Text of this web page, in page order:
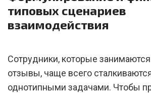
типовых сценариев
взаимодействия
Сотрудники, которые
отзывы, чаще всего
однотипными задачами. Чтобы